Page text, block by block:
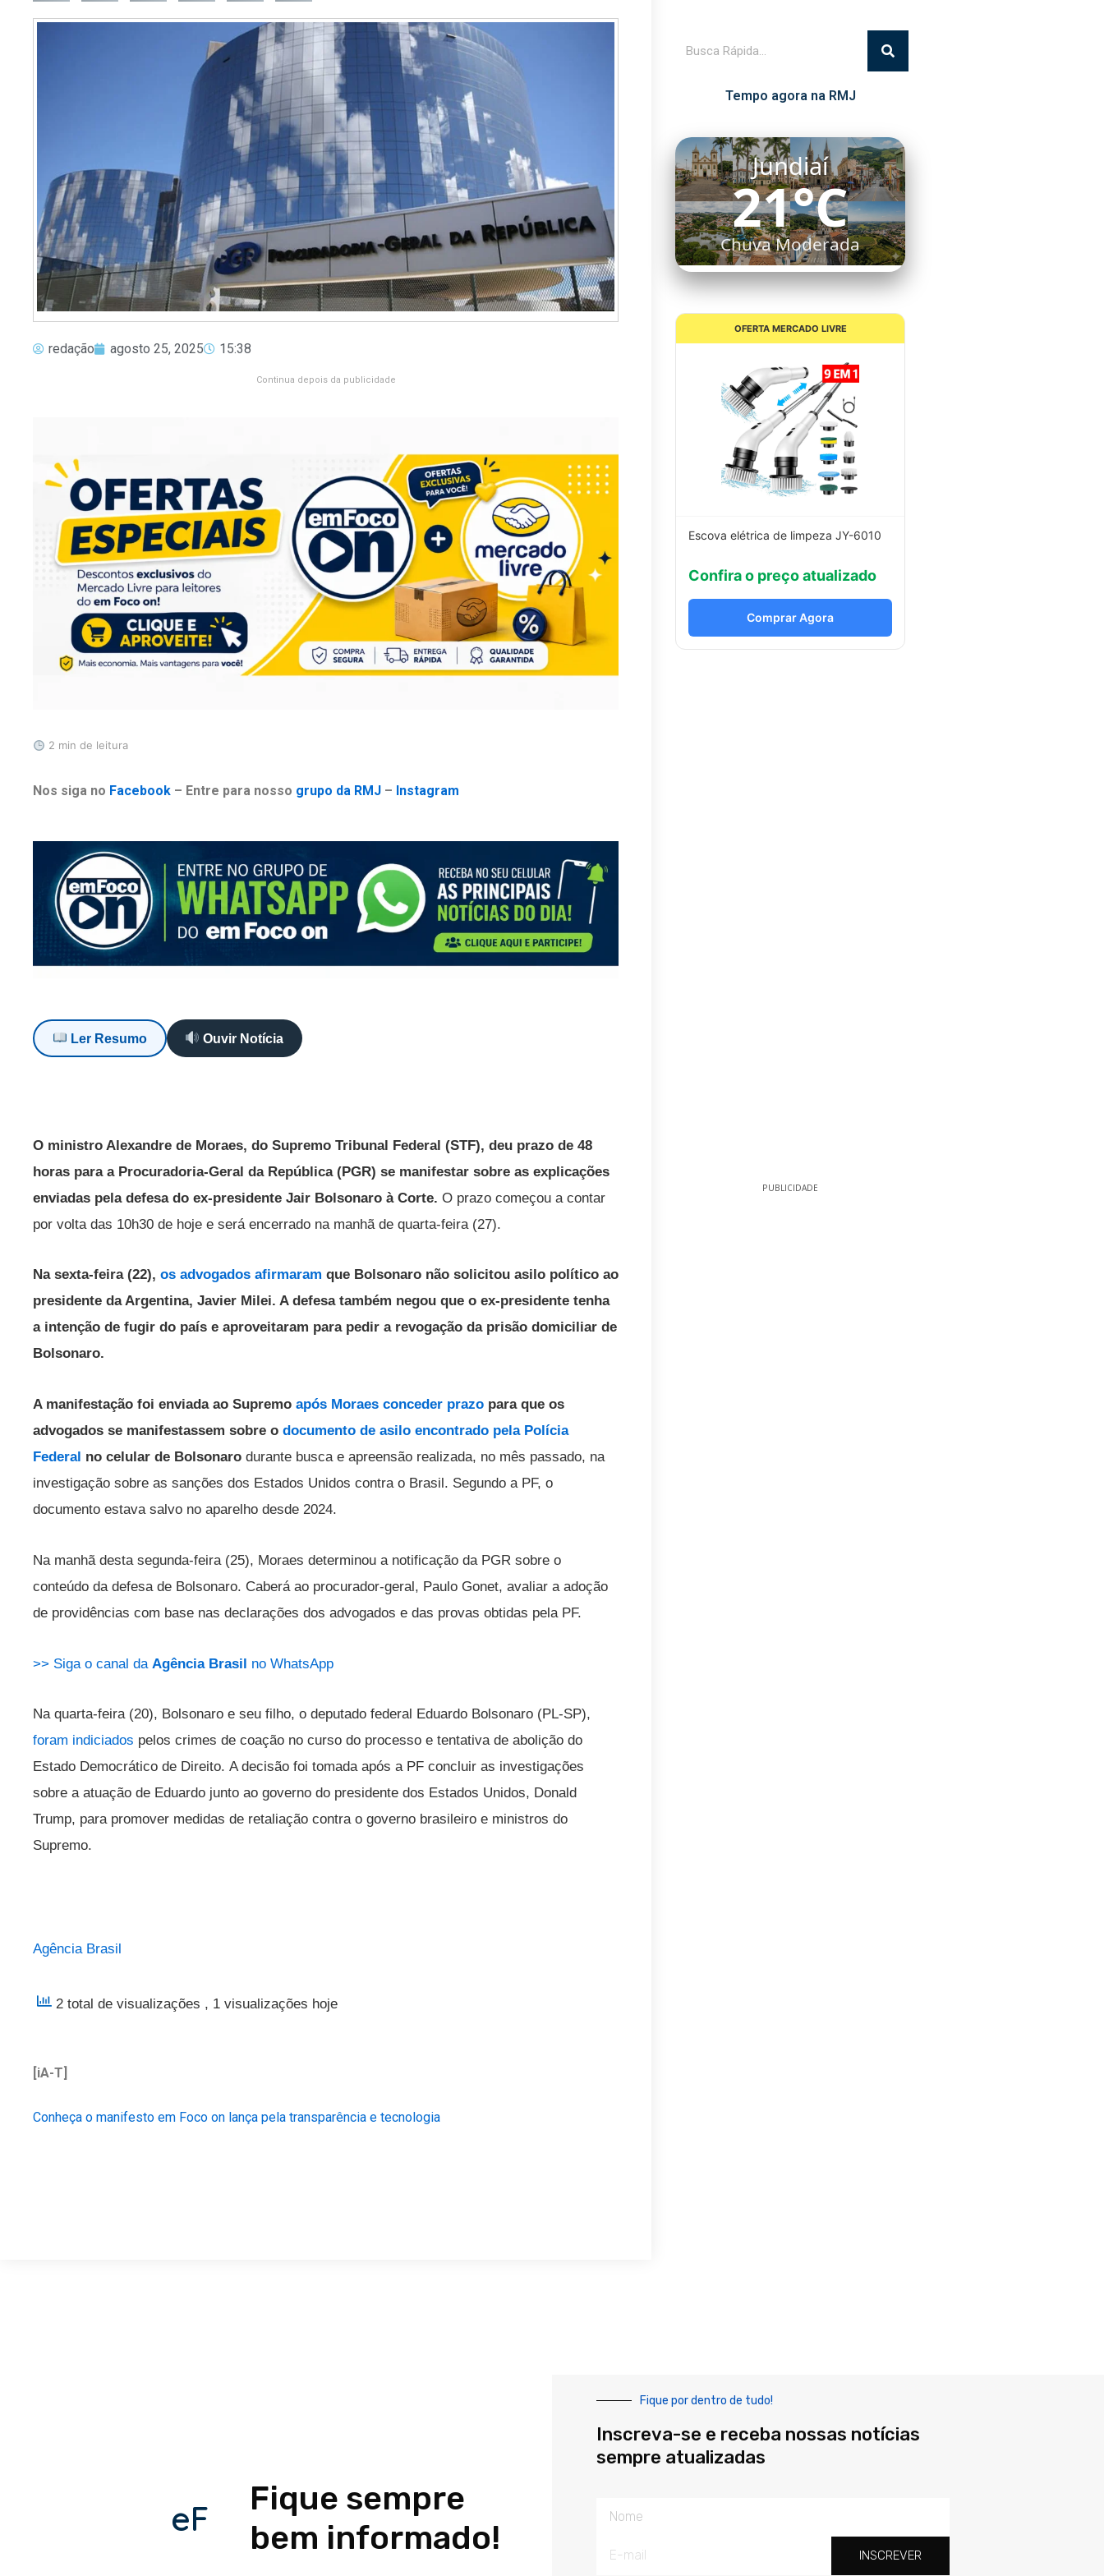
redação agosto 25, 2025 15:38
Continua depois da publicidade
2 min de leitura
Nos siga no Facebook – Entre para nosso grupo da RMJ – Instagram
Ler Resumo Ouvir Notícia
O ministro Alexandre de Moraes, do Supremo Tribunal Federal (STF), deu prazo de 48
horas para a Procuradoria-Geral da República (PGR) se manifestar sobre as explicações
enviadas pela defesa do ex-presidente Jair Bolsonaro à Corte. O prazo começou a contar
por volta das 10h30 de hoje e será encerrado na manhã de quarta-feira (27).
Na sexta-feira (22), os advogados afirmaram que Bolsonaro não solicitou asilo político ao
presidente da Argentina, Javier Milei. A defesa também negou que o ex-presidente tenha
a intenção de fugir do país e aproveitaram para pedir a revogação da prisão domiciliar de
Bolsonaro.
A manifestação foi enviada ao Supremo após Moraes conceder prazo para que os
advogados se manifestassem sobre o documento de asilo encontrado pela Polícia
Federal no celular de Bolsonaro durante busca e apreensão realizada, no mês passado, na
investigação sobre as sanções dos Estados Unidos contra o Brasil. Segundo a PF, o
documento estava salvo no aparelho desde 2024.
Na manhã desta segunda-feira (25), Moraes determinou a notificação da PGR sobre o
conteúdo da defesa de Bolsonaro. Caberá ao procurador-geral, Paulo Gonet, avaliar a adoção
de providências com base nas declarações dos advogados e das provas obtidas pela PF.
>> Siga o canal da Agência Brasil no WhatsApp
Na quarta-feira (20), Bolsonaro e seu filho, o deputado federal Eduardo Bolsonaro (PL-SP),
foram indiciados pelos crimes de coação no curso do processo e tentativa de abolição do
Estado Democrático de Direito. A decisão foi tomada após a PF concluir as investigações
sobre a atuação de Eduardo junto ao governo do presidente dos Estados Unidos, Donald
Trump, para promover medidas de retaliação contra o governo brasileiro e ministros do
Supremo.
Agência Brasil
2 total de visualizações , 1 visualizações hoje
[iA-T]
Conheça o manifesto em Foco on lança pela transparência e tecnologia
Tempo agora na RMJ
Jundiaí
21°C
Chuva Moderada
OFERTA MERCADO LIVRE
Escova elétrica de limpeza JY-6010
Confira o preço atualizado
Comprar Agora
PUBLICIDADE
eF
Fique sempre
bem informado!
Fique por dentro de tudo!
Inscreva-se e receba nossas notícias
sempre atualizadas
INSCREVER